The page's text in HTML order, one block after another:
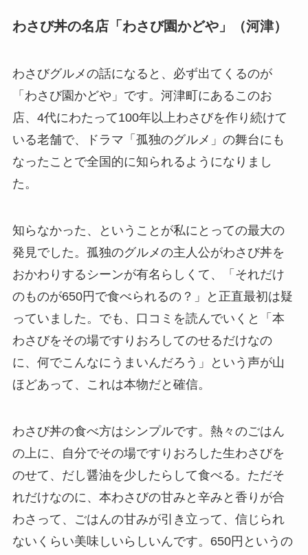
わさび丼の名店「わさび園かどや」（河津）
わさびグルメの話になると、必ず出てくるのが
「わさび園かどや」です。河津町にあるこのお
店、4代にわたって100年以上わさびを作り続けて
いる老舗で、ドラマ「孤独のグルメ」の舞台にも
なったことで全国的に知られるようになりまし
た。
知らなかった、ということが私にとっての最大の
発見でした。孤独のグルメの主人公がわさび丼を
おかわりするシーンが有名らしくて、「それだけ
のものが650円で食べられるの？」と正直最初は疑
っていました。でも、口コミを読んでいくと「本
わさびをその場ですりおろしてのせるだけなの
に、何でこんなにうまいんだろう」という声が山
ほどあって、これは本物だと確信。
わさび丼の食べ方はシンプルです。熱々のごはん
の上に、自分でその場ですりおろした生わさびを
のせて、だし醤油を少したらして食べる。ただそ
れだけなのに、本わさびの甘みと辛みと香りが合
わさって、ごはんの甘みが引き立って、信じられ
ないくらい美味しいらしいんです。650円というの